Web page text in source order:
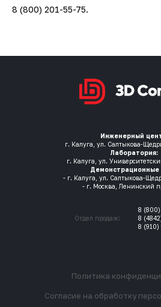
8 (800) 201-55-75.
Инженерный
г. Калуга, ул. Салтыкова-
Лаборатория:
г. Калуга, ул.
Демонстрационные
- г. Калуга, ул. Салтыкова-
- г. Москва, Ленинский
Отдел продаж:
8 (800)
8
8 (910)
Политика
Согласие на обработку